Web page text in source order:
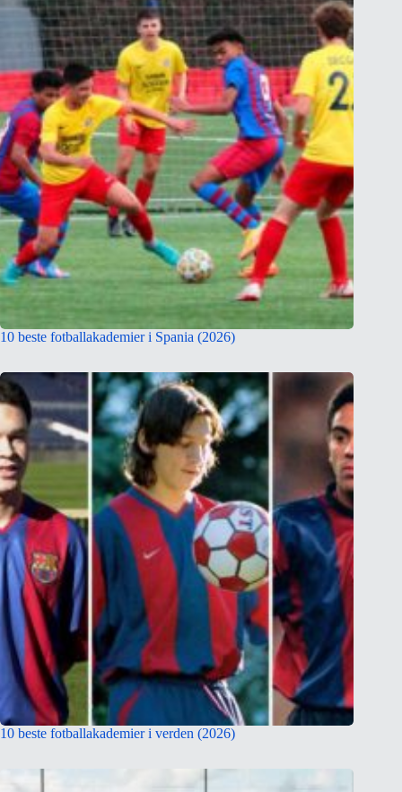
10 beste fotballakademier i Spania (2026)
10 beste fotballakademier i verden (2026)